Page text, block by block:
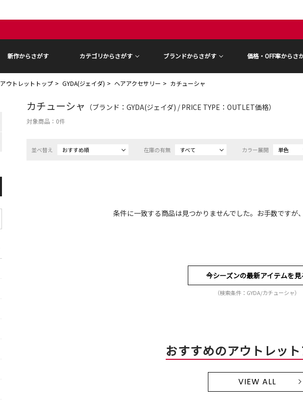
新作からさがす カテゴリからさがす ブランドからさがす 価格・OFF率からさ
アウトレットトップ GYDA(ジェイダ) ヘアアクセサリー カチューシャ
カチューシャ （ブランド：GYDA(ジェイダ) / PRICE TYPE：OUTLET価格）
対象商品： 0件
並べ替え おすすめ順 在庫の有無 すべて カラー展開 単色
条件に一致する商品は見つかりませんでした。お手数ですが
今シーズンの最新アイテムを見
（検索条件：GYDA/カチューシャ）
おすすめのアウトレッ
VIEW ALL